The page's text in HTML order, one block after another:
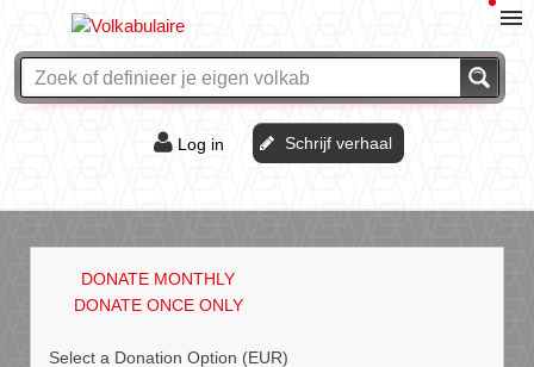
Log in Schrijf verhaal
DONATE MONTHLY
DONATE ONCE ONLY
Select a Donation Option (EUR)